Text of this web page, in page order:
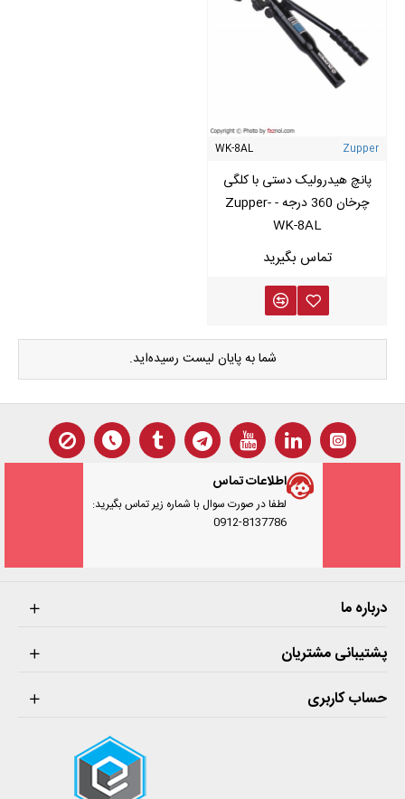
Zupper
WK-8AL
پانچ هیدرولیک دستی با کلگی
چرخان 360 درجه - Zupper-
WK-8AL
شما به پایان لیست رسیده‌اید.
اطلاعات تماس
لطفا در صورت سوال با شماره زیر تماس بگیرید:
0912-8137786
درباره ما
پشتیبانی مشتریان
حساب کاربری